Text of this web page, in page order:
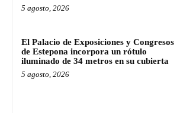
5 agosto, 2026
El Palacio de Exposiciones y Congresos
de Estepona incorpora un rótulo
iluminado de 34 metros en su cubierta
5 agosto, 2026